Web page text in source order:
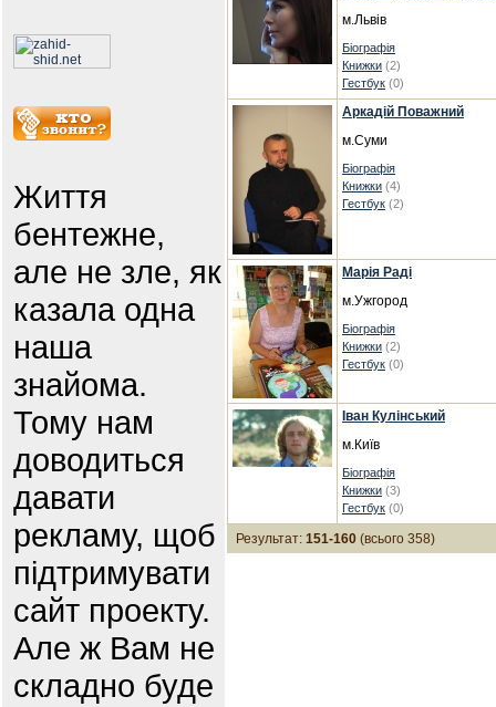
Життя
бентежне,
але не зле, як
казала одна
наша
знайома.
Тому нам
доводиться
давати
рекламу, щоб
підтримувати
сайт проекту.
Але ж Вам не
складно буде
м.Львів
Біографія
Книжки (2)
Гестбук (0)
Аркадій Поважний
м.Суми
Біографія
Книжки (4)
Гестбук (2)
Марія Раді
м.Ужгород
Біографія
Книжки (2)
Гестбук (0)
Іван Кулінський
м.Київ
Біографія
Книжки (3)
Гестбук (0)
Результат: 151-160 (всього 358)